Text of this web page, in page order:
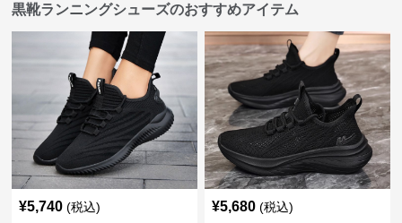
黒靴ランニングシューズのおすすめアイテム
¥5,740 (税込) ¥5,680 (税込)